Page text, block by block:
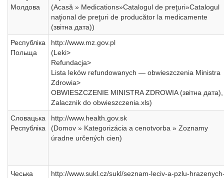
Молдова
(Acasă » Medications»Catalogul de preţuri»Catalogul
naţional de preţuri de producător la medicamente
(звітна дата))
Республіка
Польща
http://www.mz.gov.pl
(Leki>
Refundacja>
Lista leków refundowanych — obwieszczenia Ministra
Zdrowia>
OBWIESZCZENIE MINISTRA ZDROWIA (звітна дата),
Zalacznik do obwieszczenia.xls)
Словацька
Республіка
http://www.health.gov.sk
(Domov » Kategorizácia a cenotvorba » Zoznamy
úradne určených cien)
Чеська
http://www.sukl.cz/sukl/seznam-leciv-a-pzlu-